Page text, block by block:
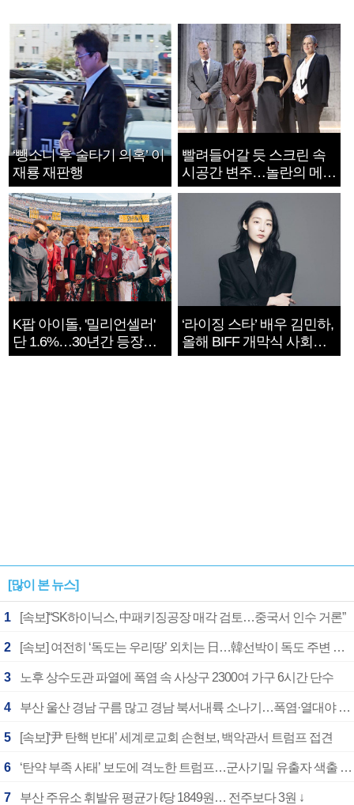
‘뺑소니 후 술타기 의혹’ 이
재룡 재판행
빨려들어갈 듯 스크린 속
시공간 변주…놀란의 메시
지는 ‘전쟁 속죄’
K팝 아이돌, '밀리언셀러'
단 1.6%…30년간 등장
1182개팀 전수조사
‘라이징 스타’ 배우 김민하,
올해 BIFF 개막식 사회자
확정
[많이 본 뉴스]
1 [속보]“SK하이닉스, 中패키징공장 매각 검토…중국서 인수 거론”
2 [속보] 여전히 ‘독도는 우리땅’ 외치는 日…韓선박이 독도 주변 해양조사 활동하자 반발
3 노후 상수도관 파열에 폭염 속 사상구 2300여 가구 6시간 단수
4 부산 울산 경남 구름 많고 경남 북서내륙 소나기…폭염·열대야 계속
5 [속보]‘尹 탄핵 반대’ 세계로교회 손현보, 백악관서 트럼프 접견
6 ‘탄약 부족 사태’ 보도에 격노한 트럼프…군사기밀 유출자 색출 지시
7 부산 주유소 휘발유 평균가 ℓ당 1849원… 전주보다 3원 ↓